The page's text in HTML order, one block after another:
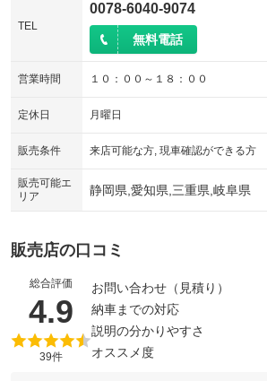
TEL
0078-6040-9074
無料電話
営業時間 １０：００～１８：００
定休日 月曜日
販売条件 来店可能な方, 現車確認ができる方
販売可能エ
リア
静岡県,愛知県,三重県,岐阜県
販売店の口コミ
総合評価
4.9 （5点満点中）
39件
お問い合わせ（見積り）
納車までの対応
説明の分かりやすさ
オススメ度